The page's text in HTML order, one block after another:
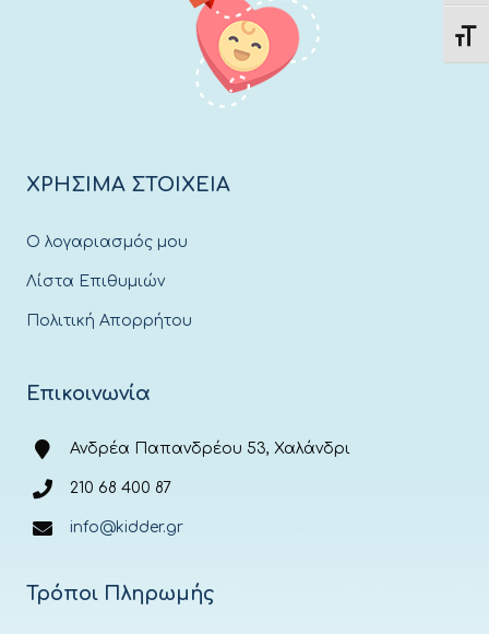
ΧΡΗΣΙΜΑ ΣΤΟΙΧΕΙΑ
Ο λογαριασμός μου
Λίστα Επιθυμιών
Πολιτική Απορρήτου
Επικοινωνία
Ανδρέα Παπανδρέου 53, Χαλάνδρι
210 68 400 87
info@kidder.gr
Τρόποι Πληρωμής